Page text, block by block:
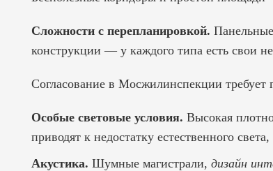
Сложности с перепланировкой.
конструкции — у каждого типа есть свои
Согласование в Мосжилинспекции требует
Особые световые условия. Высокая
приводят к недостатку естественного
Акустика. Шумные магистрали, дизайн